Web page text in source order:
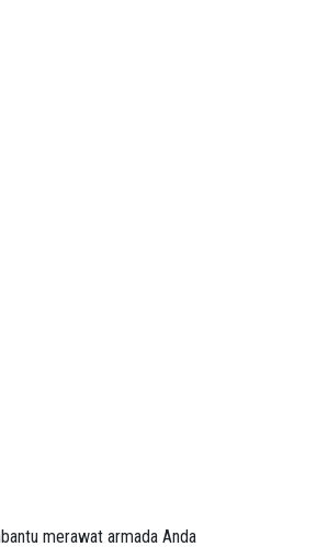
merawat armada Anda